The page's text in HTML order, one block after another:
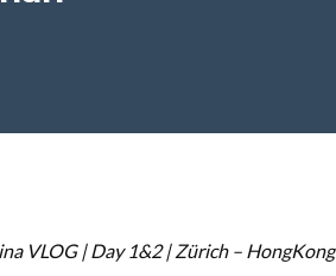
VLOG | Day 1&2 | Zürich – HongKong